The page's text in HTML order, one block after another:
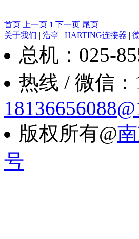
首页 上一页 1 下一页 尾页
关于我们 | 浩亭 | HARTING连接器 |
总机：025-
热线 / 微信：
版权所有@
号